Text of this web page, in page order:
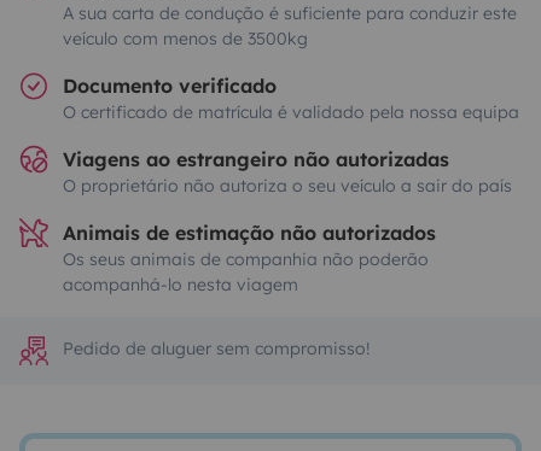
A sua carta de condução é suficiente para conduzir este
veículo com menos de 3500kg
Documento verificado
O certificado de matrícula é validado pela nossa equipa
Viagens ao estrangeiro não autorizadas
O proprietário não autoriza o seu veículo a sair do país
Animais de estimação não autorizados
Os seus animais de companhia não poderão
acompanhá-lo nesta viagem
Pedido de aluguer sem compromisso!